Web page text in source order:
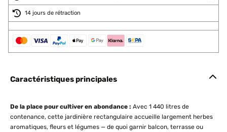
14 jours de rétraction
Caractéristiques principales
De la place pour cultiver en abondance : Avec 1 440 litres de
contenance, cette jardinière rectangulaire accueille largement herbes
aromatiques, fleurs et légumes — de quoi garnir balcon, terrasse ou